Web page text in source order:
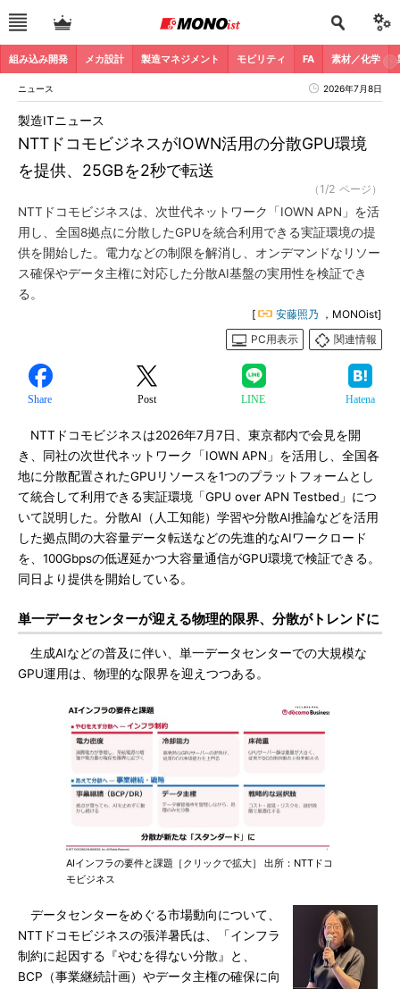
組み込み開発 メカ設計 製造マネジメント モビリティ FA 素材／化学
ニュース 2026年7月8日
NTTドコモビジネスがIOWN活用の分散GPU環境
を提供、25GBを2秒で転送
製造ITニュース
（1/2 ページ）
NTTドコモビジネスは、次世代ネットワーク「IOWN APN」を活
用し、全国8拠点に分散したGPUを統合利用できる実証環境の提
供を開始した。電力などの制限を解消し、オンデマンドなリソー
ス確保やデータ主権に対応した分散AI基盤の実用性を検証でき
る。
[ 安藤照乃 ，MONOist]
PC用表示
関連情報
Share Post LINE Hatena
NTTドコモビジネスは2026年7月7日、東京都内で会見を開
き、同社の次世代ネットワーク「IOWN APN」を活用し、全国各
地に分散配置されたGPUリソースを1つのプラットフォームとし
て統合して利用できる実証環境「GPU over APN Testbed」につ
いて説明した。分散AI（人工知能）学習や分散AI推論などを活用
した拠点間の大容量データ転送などの先進的なAIワークロード
を、100Gbpsの低遅延かつ大容量通信がGPU環境で検証できる。
同日より提供を開始している。
単一データセンターが迎える物理的限界、分散がトレンドに
生成AIなどの普及に伴い、単一データセンターでの大規模な
GPU運用は、物理的な限界を迎えつつある。
AIインフラの要件と課題［クリックで拡大］ 出所：NTTドコ
モビジネス
データセンターをめぐる市場動向について、
NTTドコモビジネスの張洋暑氏は、「インフラ
制約に起因する『やむを得ない分散』と、
BCP（事業継続計画）やデータ主権の確保に向